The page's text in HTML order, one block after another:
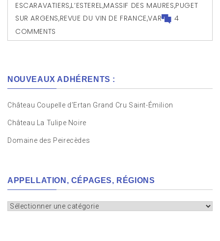
ESCARAVATIERS,L’ESTEREL,MASSIF DES MAURES,PUGET
SUR ARGENS,REVUE DU VIN DE FRANCE,VAR
4
COMMENTS
NOUVEAUX ADHÉRENTS :
Château Coupelle d’Ertan Grand Cru Saint-Émilion
Château La Tulipe Noire
Domaine des Peirecèdes
APPELLATION, CÉPAGES, RÉGIONS
Appellation,